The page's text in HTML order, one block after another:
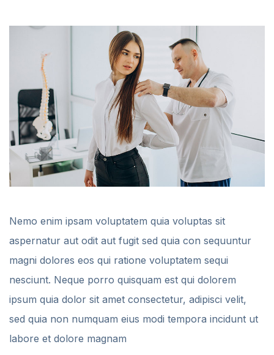
Nemo enim ipsam voluptatem quia voluptas sit
aspernatur aut odit aut fugit sed quia con sequuntur
magni dolores eos qui ratione voluptatem sequi
nesciunt. Neque porro quisquam est qui dolorem
ipsum quia dolor sit amet consectetur, adipisci velit,
sed quia non numquam eius modi tempora incidunt ut
labore et dolore magnam